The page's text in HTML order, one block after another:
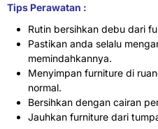
Tips Perawatan :
Rutin bersihkan debu dari
Pastikan anda selalu
memindahkannya.
Menyimpan furniture di
normal.
Bersihkan dengan cairan
Jauhkan furniture dari